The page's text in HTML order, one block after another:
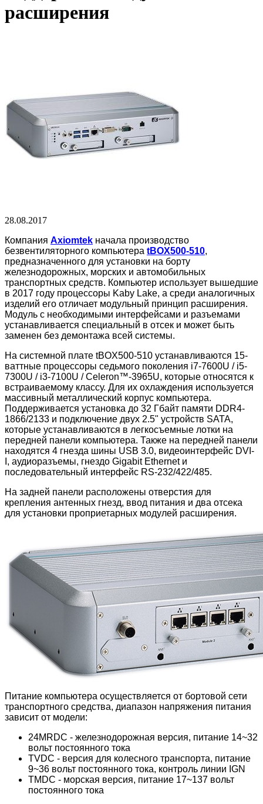
расширения
28.08.2017
Компания Axiomtek начала производство
безвентиляторного компьютера tBOX500-510,
предназначенного для установки на борту
железнодорожных, морских и автомобильных
транспортных средств. Компьютер использует вышедшие
в 2017 году процессоры Kaby Lake, а среди аналогичных
изделий его отличает модульный принцип расширения.
Модуль с необходимыми интерфейсами и разъемами
устанавливается специальный в отсек и может быть
заменен без демонтажа всей системы.
На системной плате tBOX500-510 устанавливаются 15-
ваттные процессоры седьмого поколения i7-7600U / i5-
7300U / i3-7100U / Celeron™-3965U, которые относятся к
встраиваемому классу. Для их охлаждения используется
массивный металлический корпус компьютера.
Поддерживается установка до 32 Гбайт памяти DDR4-
1866/2133 и подключение двух 2.5" устройств SATA,
которые устанавливаются в легкосъемные лотки на
передней панели компьютера. Также на передней панели
находятся 4 гнезда шины USB 3.0, видеоинтерфейс DVI-
I, аудиоразъемы, гнездо Gigabit Ethernet и
последовательный интерфейс RS-232/422/485.
На задней панели расположены отверстия для
крепления антенных гнезд, ввод питания и два отсека
для установки проприетарных модулей расширения.
Питание компьютера осуществляется от бортовой сети
транспортного средства, диапазон напряжения питания
зависит от модели:
24MRDC - железнодорожная версия, питание 14~32
вольт постоянного тока
TVDC - версия для колесного транспорта, питание
9~36 вольт постоянного тока, контроль линии IGN
TMDC - морская версия, питание 17~137 вольт
постоянного тока